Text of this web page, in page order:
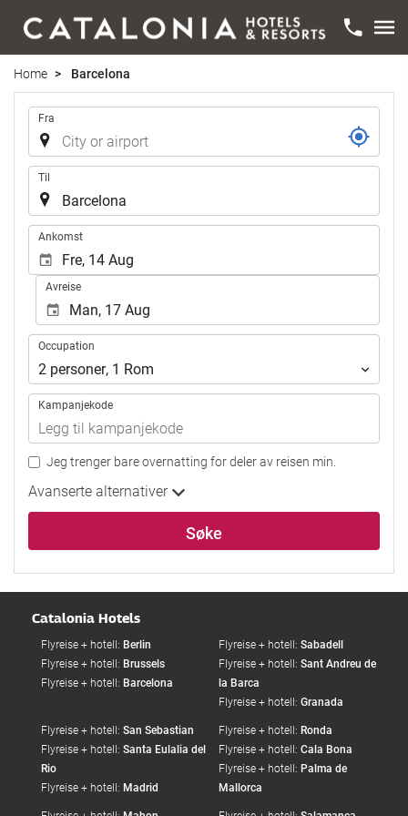
Home Barcelona
Flyrute
Fra
Til
Ankomst
Avreise
Occupation
Occupation
2 personer, 1 Rom
Kampanjekode
Jeg trenger bare overnatting for deler av reisen min.
Avanserte alternativer
Søke
Catalonia Hotels
Flyreise + hotell: Berlin
Flyreise + hotell: Brussels
Flyreise + hotell: Barcelona
Flyreise + hotell: Sabadell
Flyreise + hotell: Sant Andreu de
la Barca
Flyreise + hotell: Granada
Flyreise + hotell: San Sebastian
Flyreise + hotell: Santa Eulalia del
Rio
Flyreise + hotell: Madrid
Flyreise + hotell: Ronda
Flyreise + hotell: Cala Bona
Flyreise + hotell: Palma de
Mallorca